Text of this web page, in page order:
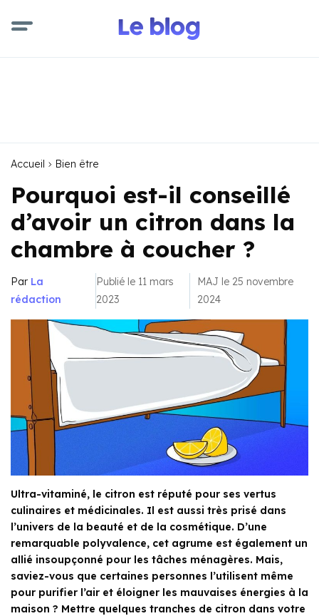
Accueil Bien être
Pourquoi est-il conseillé
d’avoir un citron dans la
chambre à coucher ?
Par La
rédaction
Publié le 11 mars
2023
MAJ le 25 novembre
2024
Ultra-vitaminé, le citron est réputé pour ses vertus
culinaires et médicinales. Il est aussi très prisé dans
l’univers de la beauté et de la cosmétique. D’une
remarquable polyvalence, cet agrume est également un
allié insoupçonné pour les tâches ménagères. Mais,
saviez-vous que certaines personnes l’utilisent même
pour purifier l’air et éloigner les mauvaises énergies à la
maison ? Mettre quelques tranches de citron dans votre